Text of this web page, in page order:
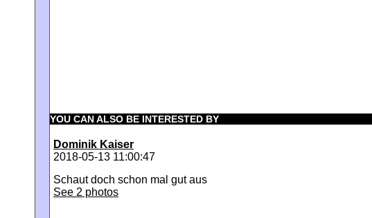
YOU CAN ALSO BE INTERESTED BY
Dominik Kaiser
2018-05-13 11:00:47
Schaut doch schon mal gut aus
See 2 photos